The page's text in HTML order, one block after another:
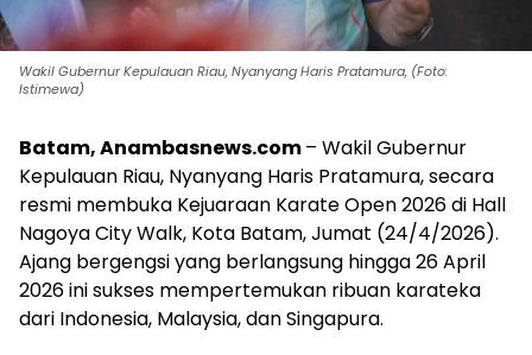
Wakil Gubernur Kepulauan Riau, Nyanyang Haris Pratamura, (Foto:
Istimewa)
Batam, Anambasnews.com– Wakil Gubernur
Kepulauan Riau, Nyanyang Haris Pratamura, secara
resmi membuka Kejuaraan Karate Open 2026 di Hall
Nagoya City Walk, Kota Batam, Jumat (24/4/2026).
Ajang bergengsi yang berlangsung hingga 26 April
2026 ini sukses mempertemukan ribuan karateka
dari Indonesia, Malaysia, dan Singapura.